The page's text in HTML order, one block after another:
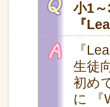
小1
『
『
生徒
初め
に 『